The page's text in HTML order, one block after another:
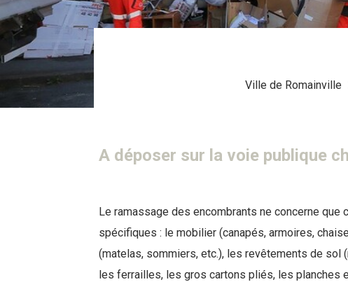
Ville de Romainville
A déposer sur la voie publique
Le ramassage des encombrants ne concerne que
spécifiques : le mobilier (canapés, armoires,
(matelas, sommiers, etc.), les revêtements de sol
les ferrailles, les gros cartons pliés, les planches